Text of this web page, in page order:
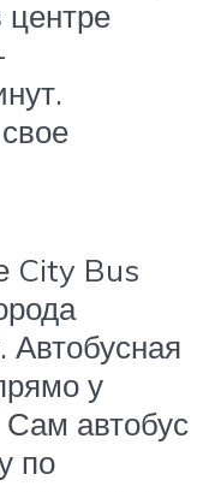
центре
City Bus
Автобусная
у
автобус
по